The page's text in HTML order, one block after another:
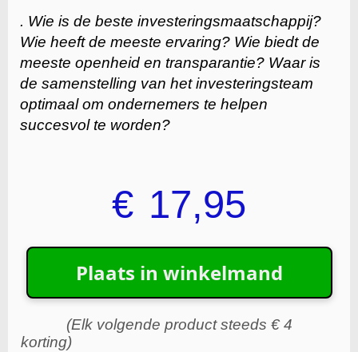
. Wie is de beste investeringsmaatschappij?
Wie heeft de meeste ervaring? Wie biedt de
meeste openheid en transparantie? Waar is
de samenstelling van het investeringsteam
optimaal om ondernemers te helpen
succesvol te worden?
€ 17,95
(Elk volgende product steeds € 4
korting)